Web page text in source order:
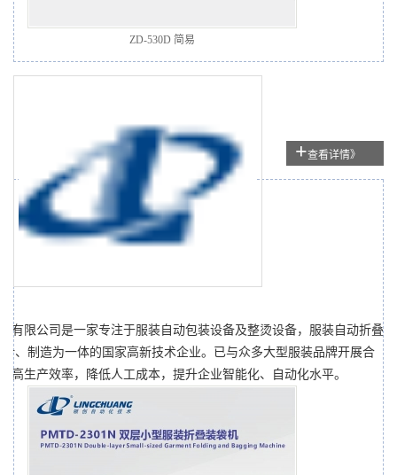
ZD-530D 简易
有限公司是一家专注于服装自动包装设备及整烫设备，服装自动折叠
、制造为一体的国家高新技术企业。已与众多大型服装品牌开展合
高生产效率，降低人工成本，提升企业智能化、自动化水平。
+查看详情》